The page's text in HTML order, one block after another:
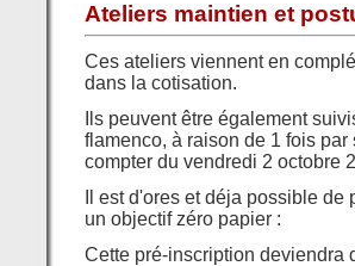
Ateliers maintien et
Ces ateliers viennent en
dans la cotisation.
Ils peuvent être également
flamenco, à raison de 1 fois
compter du vendredi 2 octobre
Il est d'ores et déja possible
un objectif zéro papier :
Cette pré-inscription deviendra